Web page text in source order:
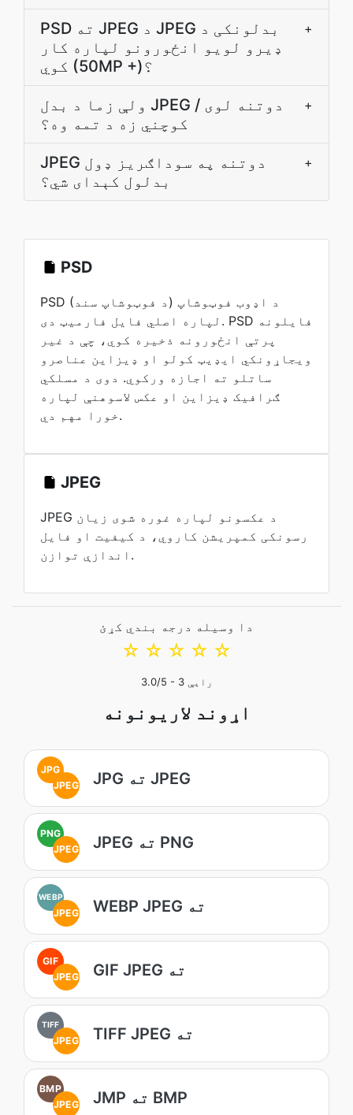
PSD ته JPEG د JPEG بدلونکی د
ډیرو لویو انځورونو لپاره کار
کوي (50MP +)؟
+
ولې زما د بدل JPEG دوتنه لوی /
کوچني زه د تمه وه؟
+
JPEG دوتنه په سوداګريز ډول
بدلول کېدای شي؟
+
PSD
PSD (د فوټوشاپ سند) د اډوب فوټوشاپ
لپاره اصلي فایل فارمیټ دی. PSD فایلونه
پرتې انځورونه ذخیره کوي، چې د غیر
ویجاړونکي ایډیټ کولو او ډیزاین عناصرو
ساتلو ته اجازه ورکوي. دوی د مسلکي
ګرافیک ډیزاین او عکس لاسوهنې لپاره
خورا مهم دي.
JPEG
JPEG د عکسونو لپاره غوره شوی زیان
رسونکی کمپریشن کاروي، د کیفیت او فایل
اندازې توازن.
دا وسیله درجه بندي کړئ
☆
☆
☆
☆
☆
3.0/5 - 3 رایې
اړوند لاریونونه
JPG
JPEG
JPG ته JPEG
PNG
JPEG
JPEG ته PNG
WEBP
JPEG WEBP JPEG ته
GIF
JPEG
GIF JPEG ته
TIFF
JPEG TIFF JPEG ته
BMP
JPEG
JMP ته BMP